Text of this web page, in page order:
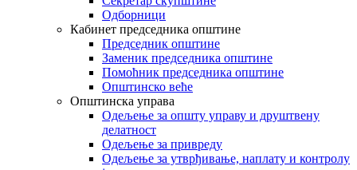
Одборници
Кабинет председника општине
Председник општине
Заменик председника општине
Помоћник председника општине
Општинско веће
Општинска управа
Одељење за општу управу и друштвену
делатност
Одељење за привреду
Одељење за утврђивање, наплату и контролу